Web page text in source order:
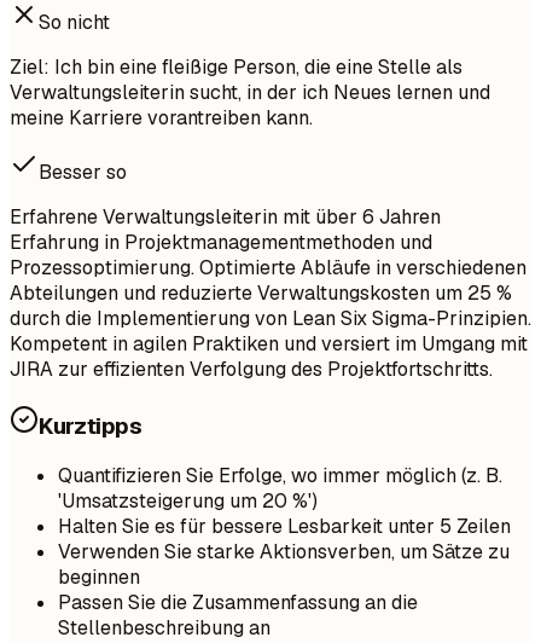
So nicht
Ziel: Ich bin eine fleißige Person, die eine Stelle als
Verwaltungsleiterin sucht, in der ich Neues lernen und
meine Karriere vorantreiben kann.
Besser so
Erfahrene Verwaltungsleiterin mit über 6 Jahren
Erfahrung in Projektmanagementmethoden und
Prozessoptimierung. Optimierte Abläufe in verschiedenen
Abteilungen und reduzierte Verwaltungskosten um 25 %
durch die Implementierung von Lean Six Sigma-Prinzipien.
Kompetent in agilen Praktiken und versiert im Umgang mit
JIRA zur effizienten Verfolgung des Projektfortschritts.
Kurztipps
Quantifizieren Sie Erfolge, wo immer möglich (z. B.
'Umsatzsteigerung um 20 %')
Halten Sie es für bessere Lesbarkeit unter 5 Zeilen
Verwenden Sie starke Aktionsverben, um Sätze zu
beginnen
Passen Sie die Zusammenfassung an die
Stellenbeschreibung an